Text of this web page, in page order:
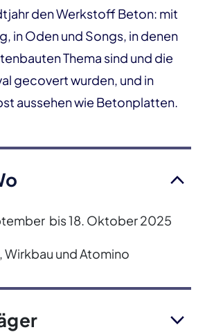
den Werkstoff Beton: mit
in Oden und Songs, in denen
Thema sind und die
gecovert wurden, und in
aussehen wie Betonplatten.
bis 18. Oktober 2025
Wirkbau und Atomino